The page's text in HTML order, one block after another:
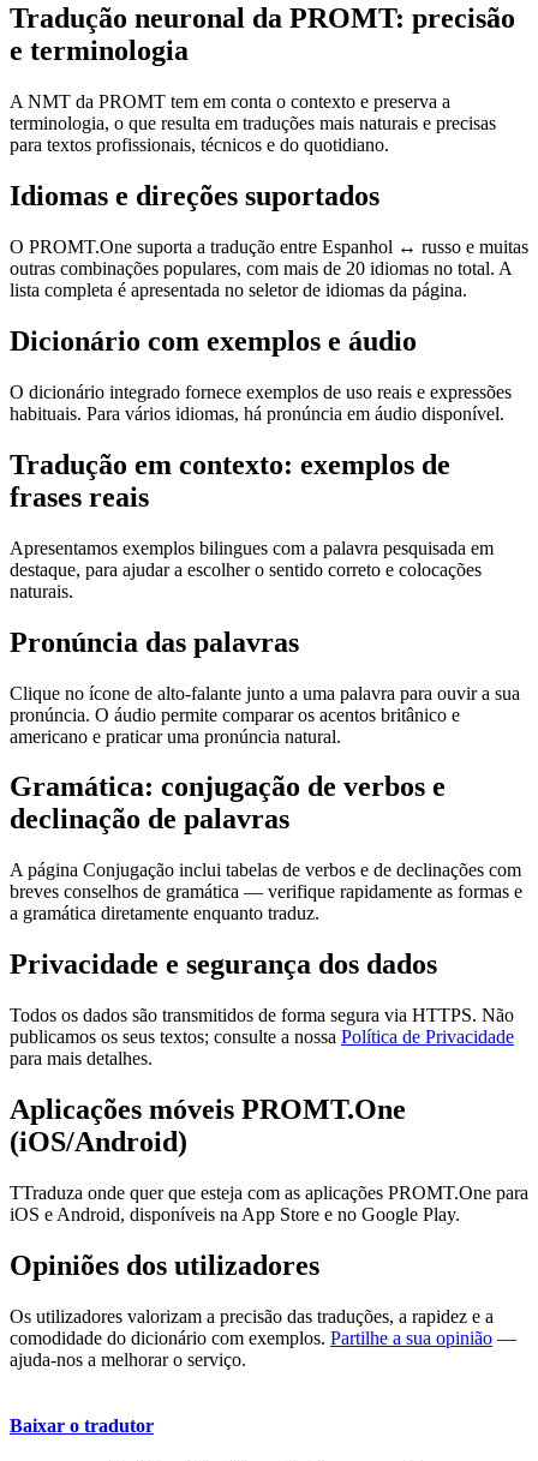
Tradução neuronal da PROMT: precisão
e terminologia
A NMT da PROMT tem em conta o contexto e preserva a
terminologia, o que resulta em traduções mais naturais e precisas
para textos profissionais, técnicos e do quotidiano.
Idiomas e direções suportados
O PROMT.One suporta a tradução entre Espanhol ↔ russo e muitas
outras combinações populares, com mais de 20 idiomas no total. A
lista completa é apresentada no seletor de idiomas da página.
Dicionário com exemplos e áudio
O dicionário integrado fornece exemplos de uso reais e expressões
habituais. Para vários idiomas, há pronúncia em áudio disponível.
Tradução em contexto: exemplos de
frases reais
Apresentamos exemplos bilingues com a palavra pesquisada em
destaque, para ajudar a escolher o sentido correto e colocações
naturais.
Pronúncia das palavras
Clique no ícone de alto-falante junto a uma palavra para ouvir a sua
pronúncia. O áudio permite comparar os acentos britânico e
americano e praticar uma pronúncia natural.
Gramática: conjugação de verbos e
declinação de palavras
A página Conjugação inclui tabelas de verbos e de declinações com
breves conselhos de gramática — verifique rapidamente as formas e
a gramática diretamente enquanto traduz.
Privacidade e segurança dos dados
Todos os dados são transmitidos de forma segura via HTTPS. Não
publicamos os seus textos; consulte a nossa Política de Privacidade
para mais detalhes.
Aplicações móveis PROMT.One
(iOS/Android)
TTraduza onde quer que esteja com as aplicações PROMT.One para
iOS e Android, disponíveis na App Store e no Google Play.
Opiniões dos utilizadores
Os utilizadores valorizam a precisão das traduções, a rapidez e a
comodidade do dicionário com exemplos. Partilhe a sua opinião —
ajuda-nos a melhorar o serviço.
Baixar o tradutor